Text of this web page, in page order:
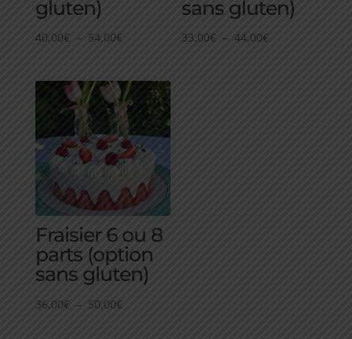
gluten)
40,00€ – 54,00€Plage
prix :
40,00€
à
54,00€
sans gluten)
33,00€ – 44,00€Plage
Fraisier 6 ou 8
parts (option
sans gluten)
36,00€ – 50,00€Plage